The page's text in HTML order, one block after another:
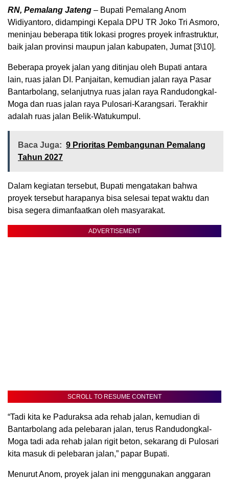
RN, Pemalang Jateng – Bupati Pemalang Anom
Widiyantoro, didampingi Kepala DPU TR Joko Tri Asmoro,
meninjau beberapa titik lokasi progres proyek infrastruktur,
baik jalan provinsi maupun jalan kabupaten, Jumat [3\10].
Beberapa proyek jalan yang ditinjau oleh Bupati antara
lain, ruas jalan DI. Panjaitan, kemudian jalan raya Pasar
Bantarbolang, selanjutnya ruas jalan raya Randudongkal-
Moga dan ruas jalan raya Pulosari-Karangsari. Terakhir
adalah ruas jalan Belik-Watukumpul.
Baca Juga: 9 Prioritas Pembangunan Pemalang
Tahun 2027
Dalam kegiatan tersebut, Bupati mengatakan bahwa
proyek tersebut harapanya bisa selesai tepat waktu dan
bisa segera dimanfaatkan oleh masyarakat.
ADVERTISEMENT
SCROLL TO RESUME CONTENT
“Tadi kita ke Paduraksa ada rehab jalan, kemudian di
Bantarbolang ada pelebaran jalan, terus Randudongkal-
Moga tadi ada rehab jalan rigit beton, sekarang di Pulosari
kita masuk di pelebaran jalan,” papar Bupati.
Menurut Anom, proyek jalan ini menggunakan anggaran